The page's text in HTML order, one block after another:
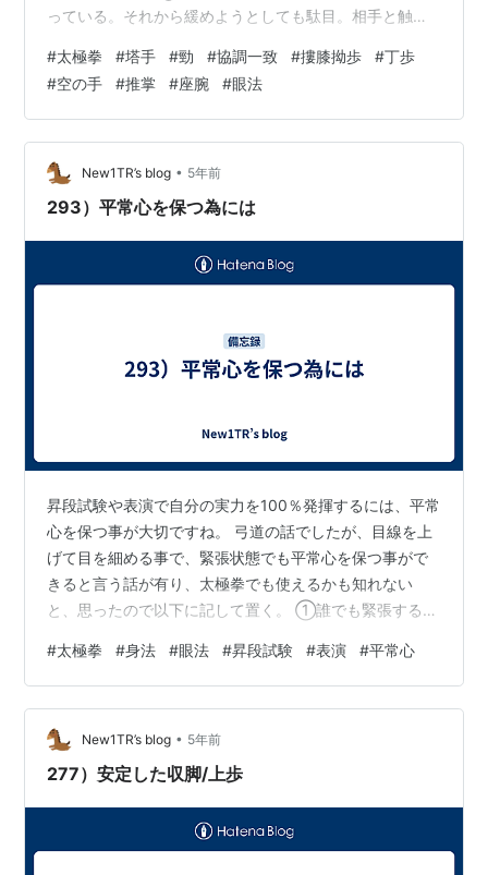
っている。それから緩めようとしても駄目。相手と触れ
気持ちで塔手しなければいけない。 ②相手と触れた部分
は、相手の動きと同期して動くが、その速度より少し早
め早めに、自分の腰が動いて準備を整え、相手と触れた
部分を出迎える様にして受け入れる。 ③相手に勁を返す
時、手は相手との関係性を変えない様に維持したまま、
先に腰が動いて、準備が整ってから、手が動い…
#太極拳 #塔手 #勁 #協調一致 #摟膝拗歩 #丁歩
#空の手 #推掌 #座腕 #眼法
New1TR’s blog • 5年前
293）平常心を保つ為には
昇段試験や表演で自分の実力を100％発揮するには、平常
心を保つ事が大切ですね。 弓道の話でしたが、目線を上
げて目を細める事で、緊張状態でも平常心を保つ事がで
きると言う話が有り、太極拳でも使えるかも知れない
と、思ったので以下に記して置く。 ①誰でも緊張する
線が下に向きがちになりますから、逆に、首を伸ばし、
目線を上げる事で、頭の位置が後ろに変わり、頭の重み
を肩や背中で支える様になる為、胸の緊張がほぐれ、心
が落ち着きます。 ②赤色を見ると興奮し、青/緑色を見
ると安心すると言う様に、色は我々の脳を刺激し、感情
#太極拳 #身法 #眼法 #昇段試験 #表演 #平常心
New1TR’s blog • 5年前
277）安定した収脚/上歩